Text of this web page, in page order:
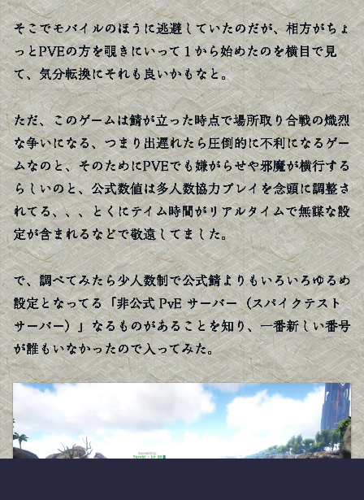
そこでモバイルのほうに逃避していたのだが、相方がちょ
っとPVEの方を覗きにいって１から始めたのを横目で見
て、気分転換にそれも良いかもなと。
ただ、このゲームは鯖が立った時点で場所取り合戦の熾烈
な争いになる、つまり出遅れたら圧倒的に不利になるゲー
ムなのと、そのためにPVEでも嫌がらせや邪魔が横行する
らしいのと、公式数値は多人数協力プレイを念頭に調整さ
れてる、、、とくにテイム時間がリアルタイムで無謀な設
定が含まれるなどで敬遠してました。
で、調べてみたら少人数制で公式鯖よりもいろいろゆるめ
設定となってる「非公式 PvE サーバー（スパイクテスト
サーバー）」なるものがあることを知り、一番新しい番号
が誰もいなかったので入ってみた。